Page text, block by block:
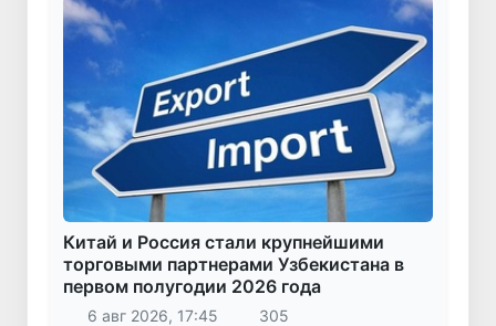
Китай и Россия стали крупнейшими
торговыми партнерами Узбекистана в
первом полугодии 2026 года
6 авг 2026, 17:45 305